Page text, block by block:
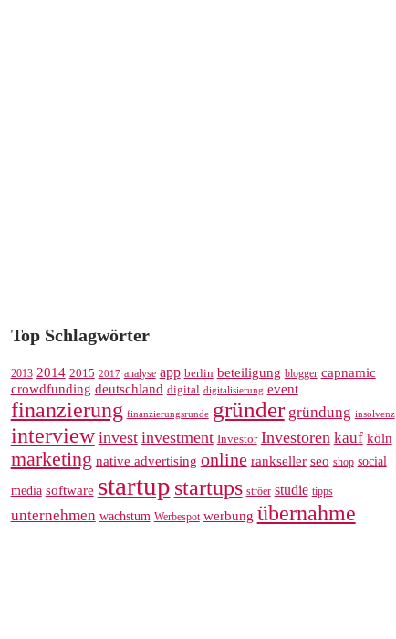
Top Schlagwörter
2013 2014 2015 2017 analyse app berlin beteiligung blogger capnamic
crowdfunding deutschland digital digitalisierung event
finanzierung finanzierungsrunde gründer gründung insolvenz
interview invest investment Investor Investoren kauf köln
marketing native advertising online rankseller seo shop social
media software startup startups ströer studie tipps
unternehmen wachstum Werbespot werbung übernahme